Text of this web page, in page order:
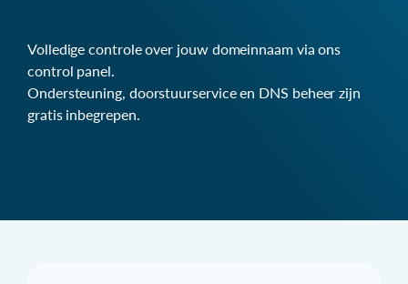
Volledige controle over jouw domeinnaam via ons
control panel.
Ondersteuning, doorstuurservice en DNS beheer zijn
gratis inbegrepen.